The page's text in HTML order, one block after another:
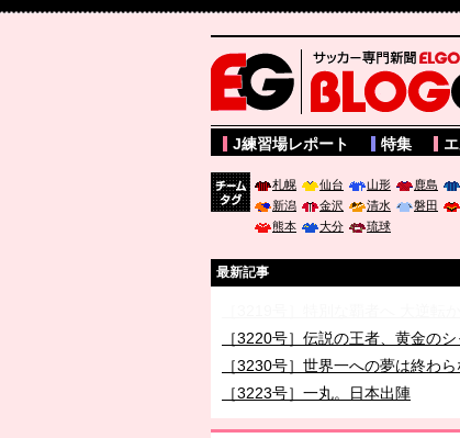
サッカー専門新聞ELGOLAZO web版
J練習場レポート 特集
札幌 仙台 山形 鹿島
新潟
金沢 清水 磐田
熊本
大分 琉球
最新記事
［3220号］伝説の王者、黄金の
［3230号］世界一への夢は終わ
［3223号］一丸。日本出陣
［3222号］史上最大のW杯開幕